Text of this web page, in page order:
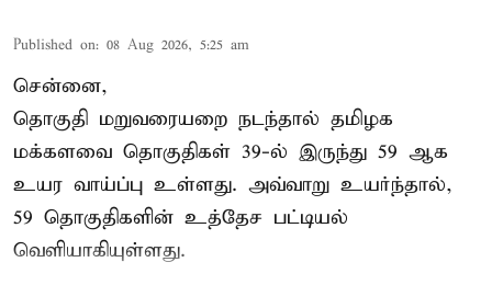
Published on: 08 Aug 2026, 5:25 am
சென்னை,
தொகுதி மறுவரையறை நடந்தால் தமிழக
மக்களவை தொகுதிகள் 39-ல் இருந்து 59 ஆக
உயர வாய்ப்பு உள்ளது. அவ்வாறு உயர்ந்தால்,
59 தொகுதிகளின் உத்தேச பட்டியல்
வெளியாகியுள்ளது.